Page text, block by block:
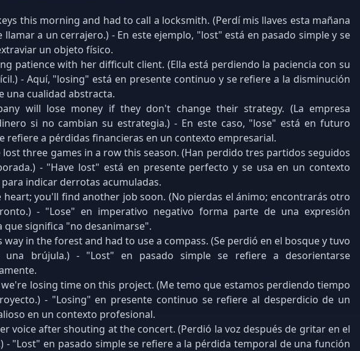
this morning and had to call a locksmith. (Perdí mis llaves esta mañana
llamar a un cerrajero.) - En este ejemplo, "lost" está en pasado simple y se
un objeto físico.
patience with her difficult client. (Ella está perdiendo la paciencia con su
- Aquí, "losing" está en presente continuo y se refiere a la disminución
una cualidad abstracta.
will lose money if they don't change their strategy. (La empresa
si no cambian su estrategia.) - En este caso, "lose" está en futuro
refiere a pérdidas financieras en un contexto empresarial.
lost three games in a row this season. (Han perdido tres partidos seguidos
- "Have lost" está en presente perfecto y se usa en un contexto
indicar derrotas acumuladas.
heart; you'll find another job soon. (No pierdas el ánimo; encontrarás otro
- "Lose" en imperativo negativo forma parte de una expresión
que significa "no desanimarse".
way in the forest and had to use a compass. (Se perdió en el bosque y tuvo
una brújula.) - "Lost" en pasado simple se refiere a desorientarse
losing time on this project. (Me temo que estamos perdiendo tiempo
- "Losing" en presente continuo se refiere al desperdicio de un
en un contexto profesional.
voice after shouting at the concert. (Perdió la voz después de gritar en el
- "Lost" en pasado simple se refiere a la pérdida temporal de una función